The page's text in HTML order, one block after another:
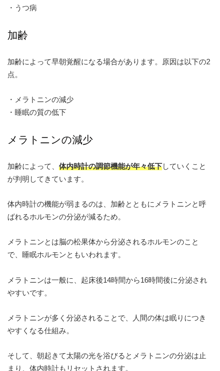
・うつ病
加齢
加齢によって早朝覚醒になる場合があります。原因は以下の2
点。
・メラトニンの減少
・睡眠の質の低下
メラトニンの減少
加齢によって、 体内時計の調節機能が年々低下していくこと
が判明してきています。
体内時計の機能が弱まるのは、加齢とともにメラトニンと呼
ばれるホルモンの分泌が減るため。
メラトニンとは脳の松果体から分泌されるホルモンのこと
で、睡眠ホルモンともいわれます。
メラトニンは一般に、起床後14時間から16時間後に分泌され
やすいです。
メラトニンが多く分泌されることで、人間の体は眠りにつき
やすくなる仕組み。
そして、朝起きて太陽の光を浴びるとメラトニンの分泌は止
まり、体内時計もリセットされます。